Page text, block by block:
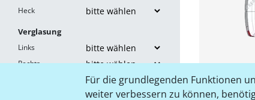
Für die grundlegenden Funktionen
weiter verbessern zu können,
Heck
Verglasung
Links
Rechts